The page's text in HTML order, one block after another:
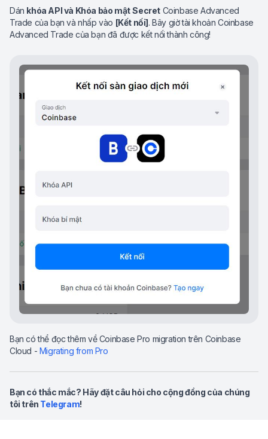
Dán khóa API và Khóa bảo mật Secret Coinbase Advanced
Trade của bạn và nhấp vào [Kết nối]. Bây giờ tài khoản Coinbase
Advanced Trade của bạn đã được kết nối thành công!
Bạn có thể đọc thêm về Coinbase Pro migration trên Coinbase
Cloud - Migrating from Pro
Bạn có thắc mắc? Hãy đặt câu hỏi cho cộng đồng của chúng
tôi trên Telegram!